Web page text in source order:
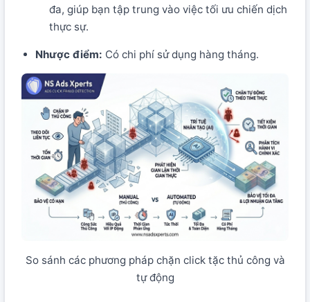
đa, giúp bạn tập trung vào việc tối ưu chiến dịch
thực sự.
Nhược điểm: Có chi phí sử dụng hàng tháng.
So sánh các phương pháp chặn click tặc thủ công và
tự động